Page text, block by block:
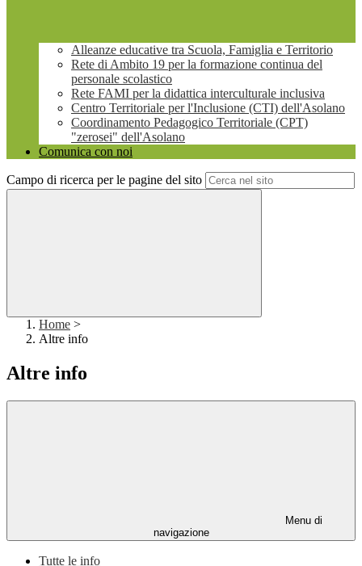
Alleanze educative tra Scuola, Famiglia e Territorio
Rete di Ambito 19 per la formazione continua del
personale scolastico
Rete FAMI per la didattica interculturale inclusiva
Centro Territoriale per l'Inclusione (CTI) dell'Asolano
Coordinamento Pedagogico Territoriale (CPT)
"zerosei" dell'Asolano
Comunica con noi
Campo di ricerca per le pagine del sito
Home >
Altre info
Altre info
Menu di
navigazione
Tutte le info